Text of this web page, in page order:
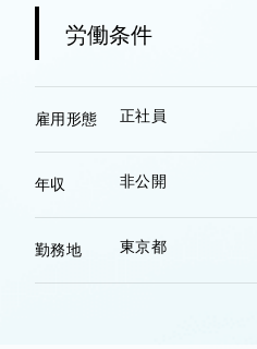
労働条件
雇用形態 正社員
年収 非公開
勤務地 東京都